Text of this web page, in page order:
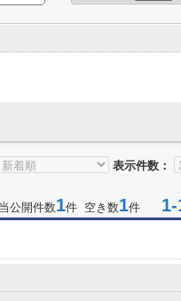
表示件数：
公開件数1件 空き数1件 1-